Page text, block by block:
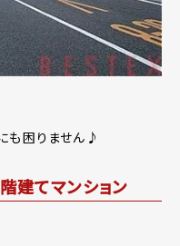
も困りません♪
建てマンション